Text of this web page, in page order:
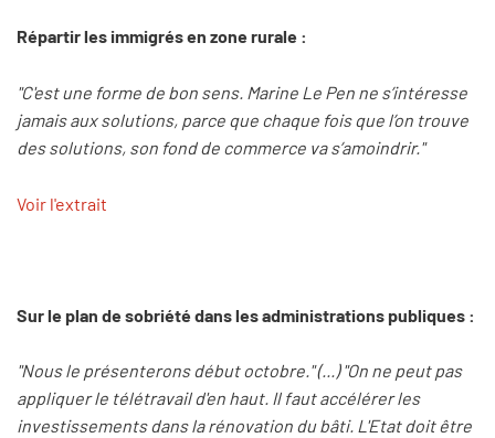
Répartir les immigrés en zone rurale :
"C'est une forme de bon sens. Marine Le Pen ne s’intéresse
jamais aux solutions, parce que chaque fois que l’on trouve
des solutions, son fond de commerce va s’amoindrir."
Voir l'extrait
Sur le plan de sobriété dans les administrations publiques :
"Nous le présenterons début octobre." (...) "On ne peut pas
appliquer le télétravail d'en haut. Il faut accélérer les
investissements dans la rénovation du bâti. L'Etat doit être